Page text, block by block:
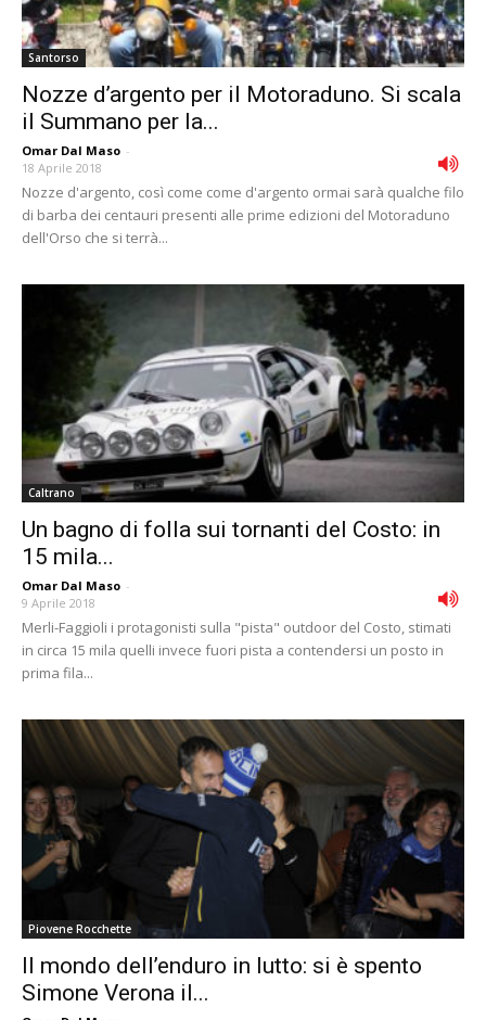
Santorso
Nozze d’argento per il Motoraduno. Si scala
il Summano per la...
Omar Dal Maso -
18 Aprile 2018
Nozze d'argento, così come come d'argento ormai sarà qualche filo
di barba dei centauri presenti alle prime edizioni del Motoraduno
dell'Orso che si terrà...
Caltrano
Un bagno di folla sui tornanti del Costo: in
15 mila...
Omar Dal Maso -
9 Aprile 2018
Merli-Faggioli i protagonisti sulla "pista" outdoor del Costo, stimati
in circa 15 mila quelli invece fuori pista a contendersi un posto in
prima fila...
Piovene Rocchette
Il mondo dell’enduro in lutto: si è spento
Simone Verona il...